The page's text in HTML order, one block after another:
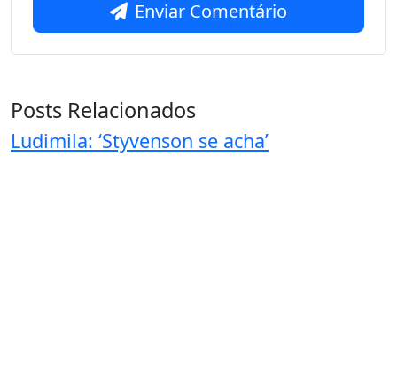
Enviar Comentário
Posts Relacionados
Ludimila: ‘Styvenson se acha’